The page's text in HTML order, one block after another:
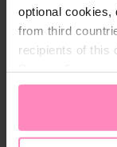
optional cookies,
from third
recipients of this
appropriate level
only
access and
Anschlüsse:
Material: PVC